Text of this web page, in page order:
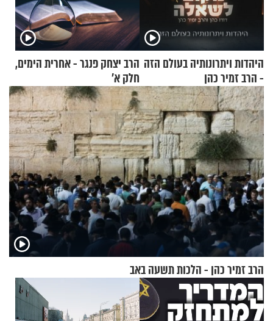
היהדות ויתרונותיה בעולם הזה
- הרב זמיר כהן
הרב יצחק פנגר - אחרית הימים,
חלק א’
הרב זמיר כהן - הלכות תשעה באב